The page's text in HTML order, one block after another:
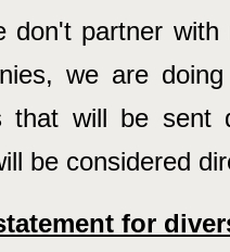
don't partner
we are
that will be
be considered
for